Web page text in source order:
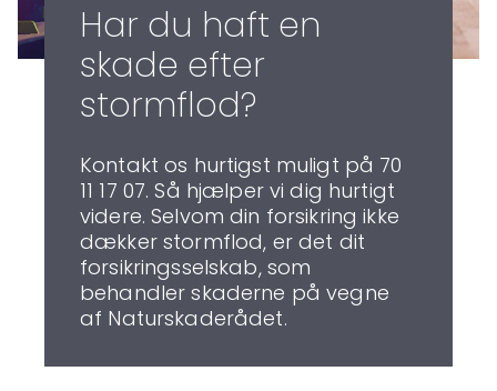
Har du haft en
skade efter
stormflod?
Kontakt os hurtigst muligt på 70
11 17 07. Så hjælper vi dig hurtigt
videre. Selvom din forsikring ikke
dækker stormflod, er det dit
forsikringsselskab, som
behandler skaderne på vegne
af Naturskaderådet.